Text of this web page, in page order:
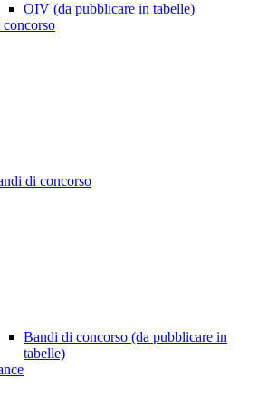
OIV (da pubblicare in tabelle)
di concorso
Bandi di concorso (da pubblicare in
tabelle)